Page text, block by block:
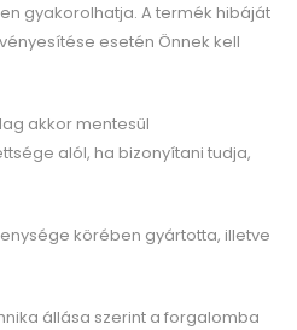
gyakorolhatja. A termék hibáját
esetén Önnek kell
akkor mentesül
alól, ha bizonyítani tudja,
körében gyártotta, illetve
állása szerint a forgalomba